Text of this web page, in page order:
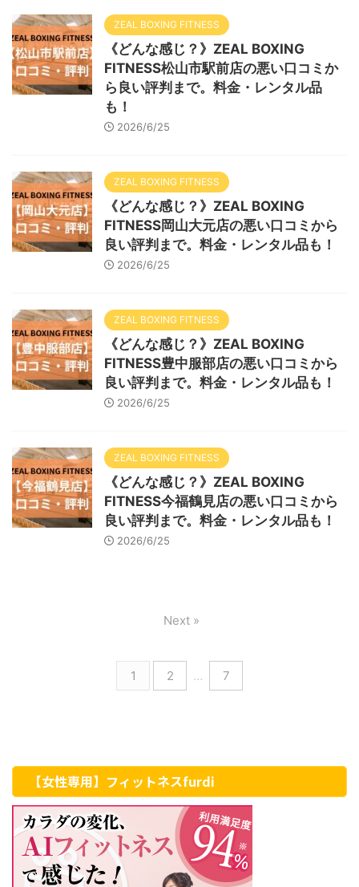
ZEAL BOXING FITNESS
《どんな感じ？》ZEAL BOXING
FITNESS松山市駅前店の悪い口コミか
ら良い評判まで。料金・レンタル品
も！
2026/6/25
ZEAL BOXING FITNESS
《どんな感じ？》ZEAL BOXING
FITNESS岡山大元店の悪い口コミから
良い評判まで。料金・レンタル品も！
2026/6/25
ZEAL BOXING FITNESS
《どんな感じ？》ZEAL BOXING
FITNESS豊中服部店の悪い口コミから
良い評判まで。料金・レンタル品も！
2026/6/25
ZEAL BOXING FITNESS
《どんな感じ？》ZEAL BOXING
FITNESS今福鶴見店の悪い口コミから
良い評判まで。料金・レンタル品も！
2026/6/25
1 2 … 7
Next »
【女性専用】フィットネスfurdi